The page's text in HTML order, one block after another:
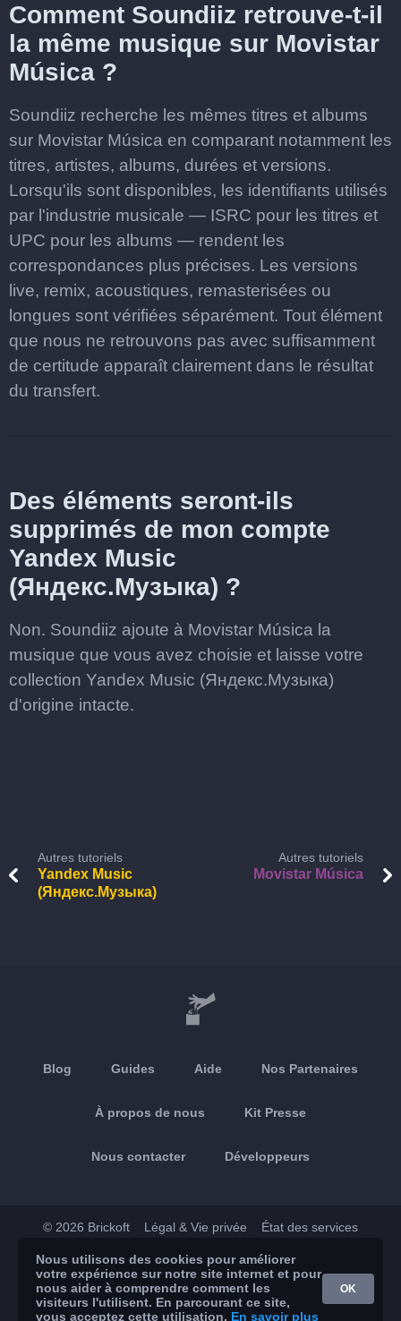
Comment Soundiiz retrouve-t-il
la même musique sur Movistar
Música ?
Soundiiz recherche les mêmes titres et albums
sur Movistar Música en comparant notamment les
titres, artistes, albums, durées et versions.
Lorsqu'ils sont disponibles, les identifiants utilisés
par l'industrie musicale — ISRC pour les titres et
UPC pour les albums — rendent les
correspondances plus précises. Les versions
live, remix, acoustiques, remasterisées ou
longues sont vérifiées séparément. Tout élément
que nous ne retrouvons pas avec suffisamment
de certitude apparaît clairement dans le résultat
du transfert.
Des éléments seront-ils
supprimés de mon compte
Yandex Music
(Яндекс.Музыка) ?
Non. Soundiiz ajoute à Movistar Música la
musique que vous avez choisie et laisse votre
collection Yandex Music (Яндекс.Музыка)
d'origine intacte.
Autres tutoriels
Yandex Music
(Яндекс.Музыка)
Autres tutoriels
Movistar Música
Blog Guides Aide Nos Partenaires
À propos de nous Kit Presse
Nous contacter Développeurs
© 2026 Brickoft Légal & Vie privée État des services
App Store Google Play
Nous utilisons des cookies pour améliorer
votre expérience sur notre site internet et pour
nous aider à comprendre comment les
visiteurs l'utilisent. En parcourant ce site,
vous acceptez cette utilisation. En savoir plus
OK